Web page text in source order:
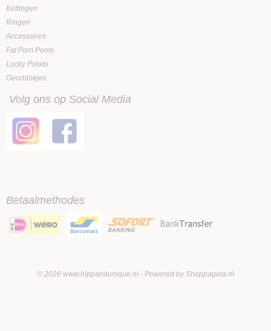
Kettingen
Ringen
Accessoires
Fat Pom Poms
Lucky Potato
Geurblokjes
Volg ons op Social Media
Betaalmethodes
© 2026 www.hippandunique.nl - Powered by Shoppagina.nl